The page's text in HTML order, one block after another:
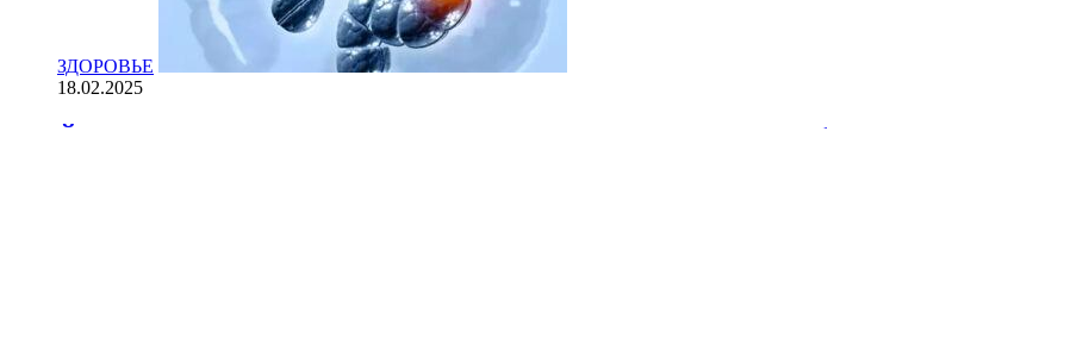
ЗДОРОВЬЕ
18.02.2025
Йогурт против рака: научные доказательства пользы пробиотиков